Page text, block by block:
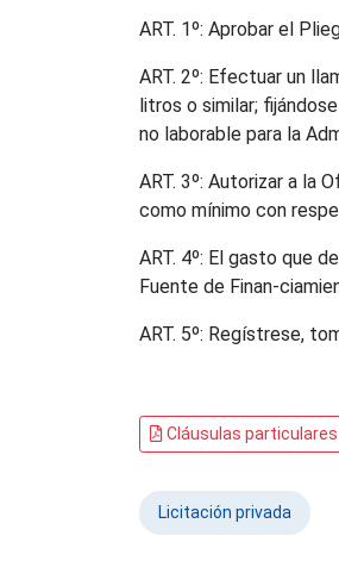
ART. 1º: Aprobar el
ART. 2º: Efectuar un
litros o similar;
no laborable para la
ART. 3º: Autorizar a la
como mínimo con
ART. 4º: El gasto que
Fuente de Finan-
ART. 5º: Regístrese,
Cláusulas particulares
Licitación privada